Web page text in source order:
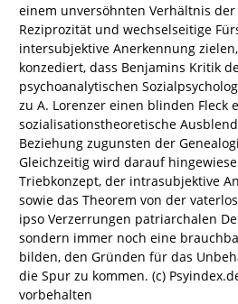
einem unversöhnten Verhältnis der
Reziprozität und wechselseitige
intersubjektive Anerkennung
konzediert, dass Benjamins Kritik
psychoanalytischen
zu A. Lorenzer einen blinden Fleck
sozialisationstheoretische
Beziehung zugunsten der
Gleichzeitig wird darauf
Triebkonzept, der intrasubjektive
sowie das Theorem von der
ipso Verzerrungen patriarchalen
sondern immer noch eine
bilden, den Gründen für das
die Spur zu kommen. (c)
vorbehalten